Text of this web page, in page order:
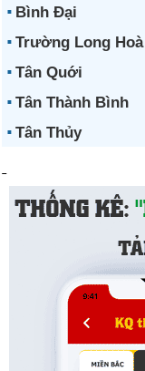
Bình Đại
Trường Long Hoà
Tân Quới
Tân Thành Bình
Tân Thủy